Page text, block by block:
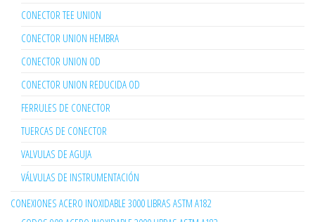
CONECTOR TEE UNION
CONECTOR UNION HEMBRA
CONECTOR UNION OD
CONECTOR UNION REDUCIDA OD
FERRULES DE CONECTOR
TUERCAS DE CONECTOR
VALVULAS DE AGUJA
VÁLVULAS DE INSTRUMENTACIÓN
CONEXIONES ACERO INOXIDABLE 3000 LIBRAS ASTM A182